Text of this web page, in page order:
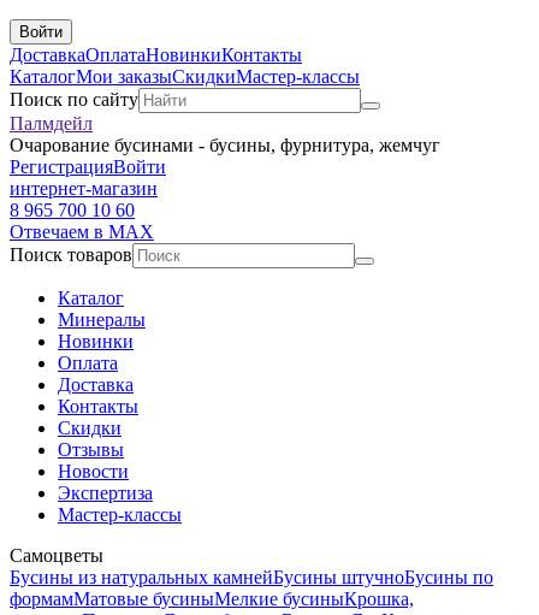
Войти
ДоставкаОплатаНовинкиКонтакты
КаталогМои заказыСкидкиМастер-классы
Поиск по сайту
Палмдейл
Очарование бусинами - бусины, фурнитура, жемчуг
РегистрацияВойти
интернет-магазин
8 965 700 10 60
Отвечаем в MAX
Поиск товаров
Каталог
Минералы
Новинки
Оплата
Доставка
Контакты
Скидки
Отзывы
Новости
Экспертиза
Мастер-классы
Самоцветы
Бусины из натуральных камнейБусины штучноБусины по
формамМатовые бусиныМелкие бусиныКрошка,